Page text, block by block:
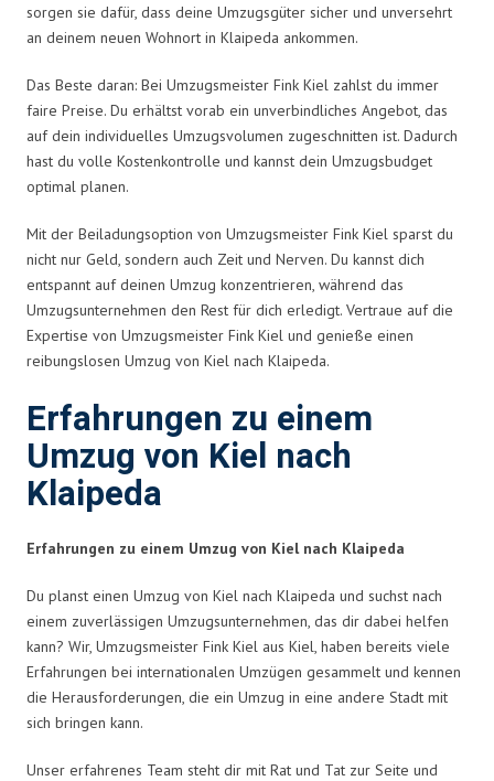
sorgen sie dafür, dass deine Umzugsgüter sicher und unversehrt
an deinem neuen Wohnort in Klaipeda ankommen.
Das Beste daran: Bei Umzugsmeister Fink Kiel zahlst du immer
faire Preise. Du erhältst vorab ein unverbindliches Angebot, das
auf dein individuelles Umzugsvolumen zugeschnitten ist. Dadurch
hast du volle Kostenkontrolle und kannst dein Umzugsbudget
optimal planen.
Mit der Beiladungsoption von Umzugsmeister Fink Kiel sparst du
nicht nur Geld, sondern auch Zeit und Nerven. Du kannst dich
entspannt auf deinen Umzug konzentrieren, während das
Umzugsunternehmen den Rest für dich erledigt. Vertraue auf die
Expertise von Umzugsmeister Fink Kiel und genieße einen
reibungslosen Umzug von Kiel nach Klaipeda.
Erfahrungen zu einem
Umzug von Kiel nach
Klaipeda
Erfahrungen zu einem Umzug von Kiel nach Klaipeda
Du planst einen Umzug von Kiel nach Klaipeda und suchst nach
einem zuverlässigen Umzugsunternehmen, das dir dabei helfen
kann? Wir, Umzugsmeister Fink Kiel aus Kiel, haben bereits viele
Erfahrungen bei internationalen Umzügen gesammelt und kennen
die Herausforderungen, die ein Umzug in eine andere Stadt mit
sich bringen kann.
Unser erfahrenes Team steht dir mit Rat und Tat zur Seite und